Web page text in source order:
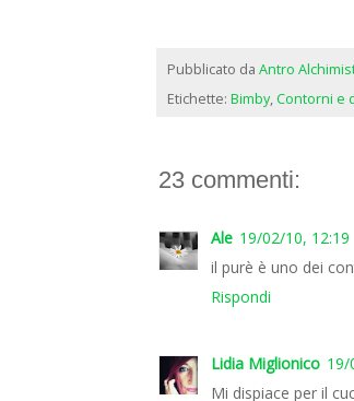
Pubblicato da Antro
Etichette: Bimby,Contorni e
23 commenti:
Ale 19/02/10, 12:19
il purè è uno dei
Rispondi
Lidia Miglionico 19/
Mi dispiace per il